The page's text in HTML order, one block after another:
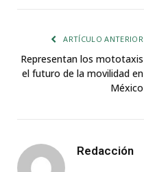
ARTÍCULO ANTERIOR
Representan los mototaxis
el futuro de la movilidad en
México
Redacción